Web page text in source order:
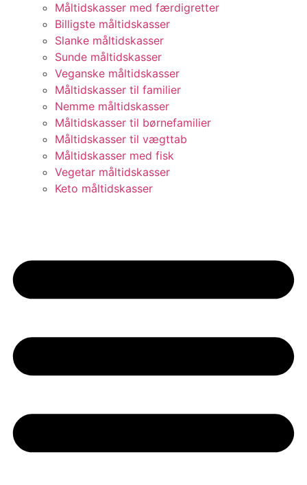
Måltidskasser med færdigretter
Billigste måltidskasser
Slanke måltidskasser
Sunde måltidskasser
Veganske måltidskasser
Måltidskasser til familier
Nemme måltidskasser
Måltidskasser til børnefamilier
Måltidskasser til vægttab
Måltidskasser med fisk
Vegetar måltidskasser
Keto måltidskasser